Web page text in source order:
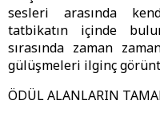
sesleri arasında
tatbikatın içinde
sırasında zaman
gülüşmeleri ilginç
ÖDÜL ALANLARIN